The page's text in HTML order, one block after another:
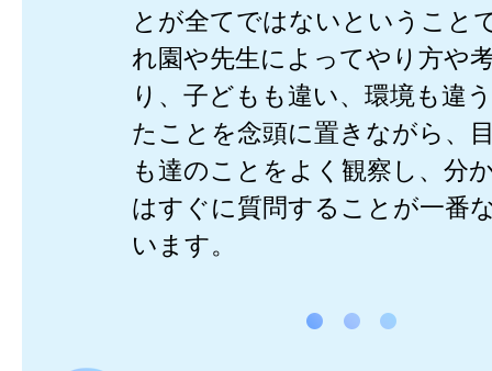
とが全てではないということ
れ園や先生によってやり方や
り、子どもも違い、環境も違
たことを念頭に置きながら、
も達のことをよく観察し、分
はすぐに質問することが一番
います。